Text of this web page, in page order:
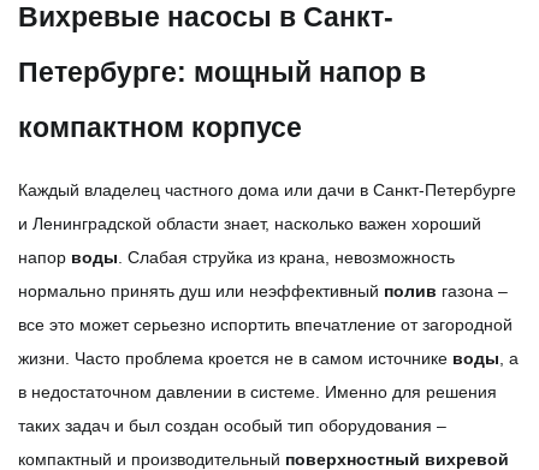
Вихревые насосы в Санкт-
Петербурге: мощный напор в
компактном корпусе
Каждый владелец частного дома или дачи в Санкт-Петербурге
и Ленинградской области знает, насколько важен хороший
напор воды . Слабая струйка из крана, невозможность
нормально принять душ или неэффективный полив газона –
все это может серьезно испортить впечатление от загородной
жизни. Часто проблема кроется не в самом источнике воды , а
в недостаточном давлении в системе. Именно для решения
таких задач и был создан особый тип оборудования –
компактный и производительный поверхностный вихревой